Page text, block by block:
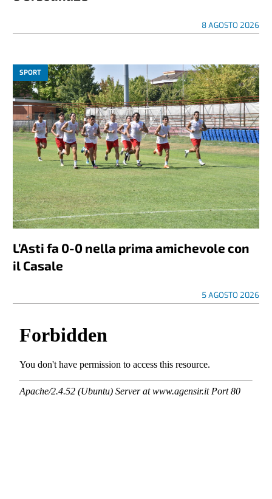
8 AGOSTO 2026
SPORT
L’Asti fa 0-0 nella prima amichevole con
il Casale
5 AGOSTO 2026